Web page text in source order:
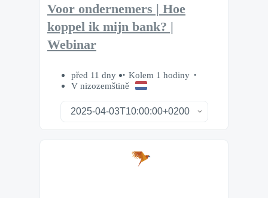
Voor ondernemers | Hoe
koppel ik mijn bank? |
Webinar
před 11 dny
Kolem 1 hodiny
V nizozemštině